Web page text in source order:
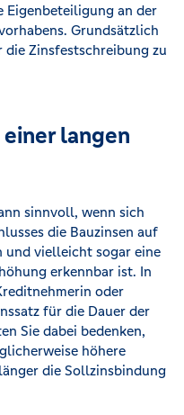
Eigenbeteiligung an der
Grundsätzlich
Zinsfestschreibung zu
langen
sinnvoll, wenn sich
die Bauzinsen auf
und vielleicht sogar eine
erkennbar ist. In
oder
für die Dauer der
Sie dabei bedenken,
höhere
die Sollzinsbindung